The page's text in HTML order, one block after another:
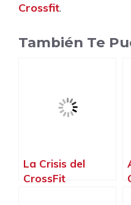
Crossfit.
También Te
La Crisis del
CrossFit